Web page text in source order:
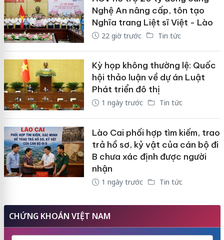
Nghệ An nâng cấp, tôn tạo
Nghĩa trang Liệt sĩ Việt - Lào
22 giờ trước Tin tức
Kỳ họp không thường lệ: Quốc
hội thảo luận về dự án Luật
Phát triển đô thị
1 ngày trước Tin tức
Lào Cai phối hợp tìm kiếm, trao
trả hồ sơ, kỷ vật của cán bộ đi
B chưa xác định được người
nhận
1 ngày trước Tin tức
CHỨNG KHOÁN VIỆT NAM